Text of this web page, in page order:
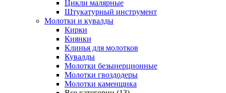
Цикли малярные
Штукатурный инструмент
Молотки и кувалды
Кирки
Киянки
Клинья для молотков
Кувалды
Молотки безынерционные
Молотки гвоздодеры
Молотки каменщика